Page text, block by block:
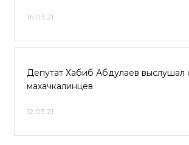
16.03.21
Депутат Хабиб Абдулаев выслушал
махачкалинцев
12.03.21